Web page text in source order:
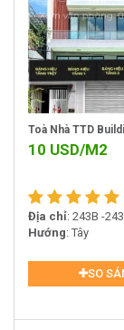
Toà Nhà TTD
10 USD/M2
Địa chỉ: 243B -
Phường 10, Tân
Hướng : Tây
SO